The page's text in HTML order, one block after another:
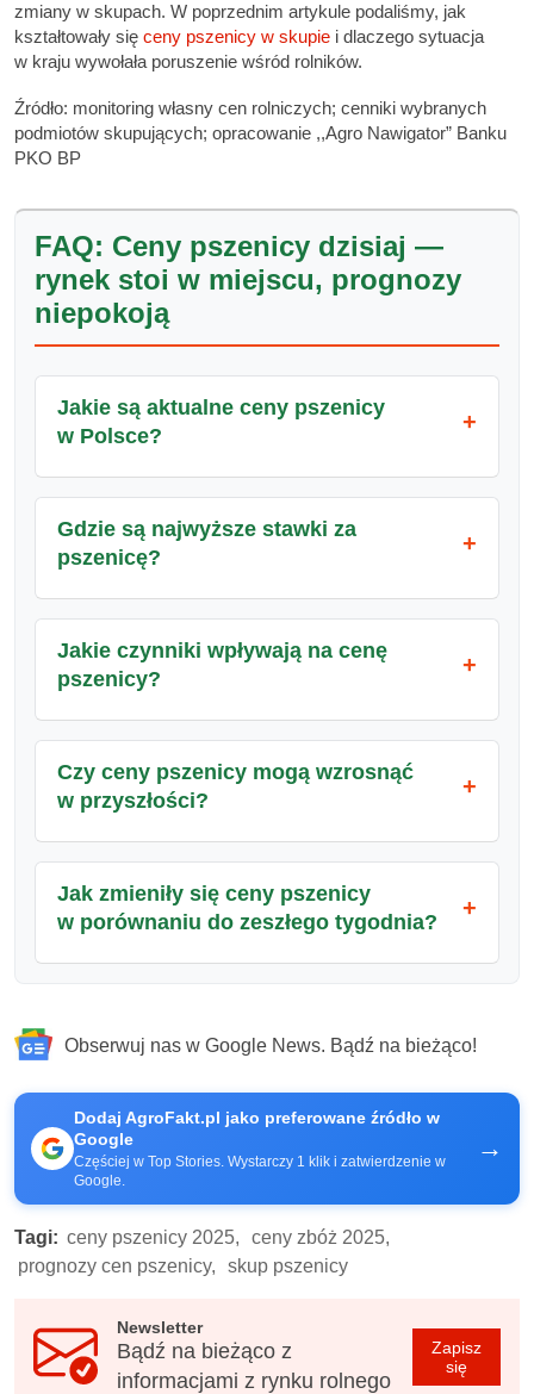
zmiany w skupach. W poprzednim artykule podaliśmy, jak
kształtowały się ceny pszenicy w skupie i dlaczego sytuacja
w kraju wywołała poruszenie wśród rolników.
Źródło: monitoring własny cen rolniczych; cenniki wybranych
podmiotów skupujących; opracowanie ,,Agro Nawigator” Banku
PKO BP
FAQ: Ceny pszenicy dzisiaj —
rynek stoi w miejscu, prognozy
niepokoją
Jakie są aktualne ceny pszenicy
w Polsce?
Gdzie są najwyższe stawki za
pszenicę?
Jakie czynniki wpływają na cenę
pszenicy?
Czy ceny pszenicy mogą wzrosnąć
w przyszłości?
Jak zmieniły się ceny pszenicy
w porównaniu do zeszłego tygodnia?
Obserwuj nas w Google News. Bądź na bieżąco!
Dodaj AgroFakt.pl jako preferowane źródło w
Google
Częściej w Top Stories. Wystarczy 1 klik i zatwierdzenie w
Google.
→
Tagi: ceny pszenicy 2025,
ceny zbóż 2025,
prognozy cen pszenicy,
skup pszenicy
Newsletter
Bądź na bieżąco z
informacjami z rynku rolnego
Zapisz
się